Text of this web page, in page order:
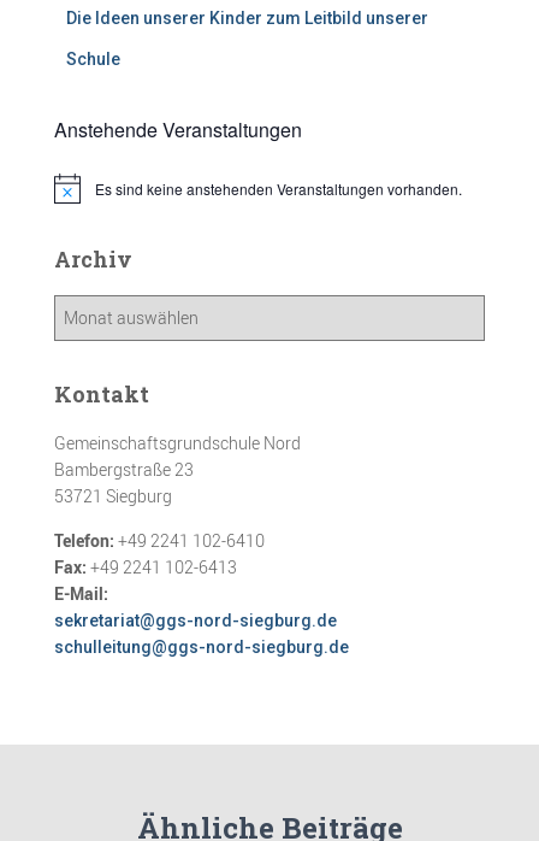
Die Ideen unserer Kinder zum Leitbild unserer
Schule
Anstehende Veranstaltungen
H
w
e
i
Es sind keine anstehenden Veranstaltungen vorhanden.
Archiv
h
v
Kontakt
Gemeinschaftsgrundschule Nord
Bambergstraße 23
53721 Siegburg
Telefon: +49 2241 102-6410
Fax: +49 2241 102-6413
E-Mail:
sekretariat@ggs-nord-siegburg.de
schulleitung@ggs-nord-siegburg.de
Ähnliche Beiträge